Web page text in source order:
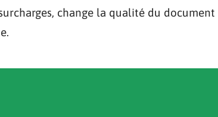
change la qualité du